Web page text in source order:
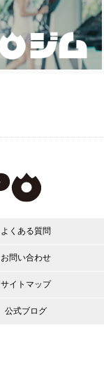
よくある質問
お問い合わせ
サイトマップ
公式ブログ